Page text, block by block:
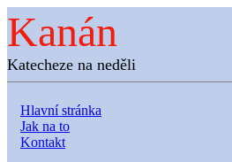
Kanán
Katecheze na neděli
Hlavní stránka
Jak na to
Kontakt